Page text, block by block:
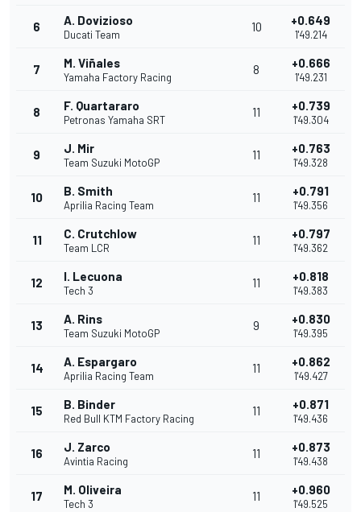
6 A. Dovizioso
Ducati Team
10 +0.649
1'49.214
7 M. Viñales
Yamaha Factory Racing
8 +0.666
1'49.231
8 F. Quartararo
Petronas Yamaha SRT
11 +0.739
1'49.304
9 J. Mir
Team Suzuki MotoGP
11 +0.763
1'49.328
10 B. Smith
Aprilia Racing Team
11 +0.791
1'49.356
11 C. Crutchlow
Team LCR
11 +0.797
1'49.362
12 I. Lecuona
Tech 3
11 +0.818
1'49.383
13 A. Rins
Team Suzuki MotoGP
9 +0.830
1'49.395
14 A. Espargaro
Aprilia Racing Team
11 +0.862
1'49.427
15 B. Binder
Red Bull KTM Factory Racing
11 +0.871
1'49.436
16 J. Zarco
Avintia Racing
11 +0.873
1'49.438
17 M. Oliveira
Tech 3
11 +0.960
1'49.525